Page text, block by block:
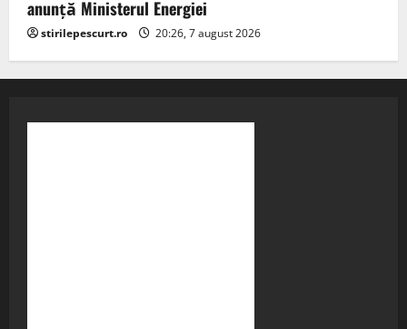
anunță Ministerul Energiei
stirilepescurt.ro 20:26, 7 august 2026